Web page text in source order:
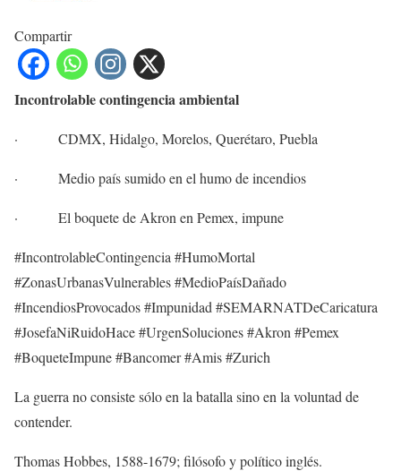
Compartir
Incontrolable contingencia ambiental
· CDMX, Hidalgo, Morelos, Querétaro, Puebla
· Medio país sumido en el humo de incendios
· El boquete de Akron en Pemex, impune
#IncontrolableContingencia #HumoMortal
#ZonasUrbanasVulnerables #MedioPaísDañado
#IncendiosProvocados #Impunidad #SEMARNATDeCaricatura
#JosefaNiRuidoHace #UrgenSoluciones #Akron #Pemex
#BoqueteImpune #Bancomer #Amis #Zurich
La guerra no consiste sólo en la batalla sino en la voluntad de
contender.
Thomas Hobbes, 1588-1679; filósofo y político inglés.